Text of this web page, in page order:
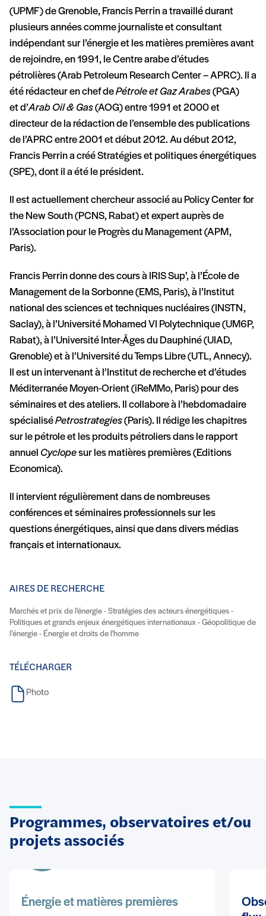
(UPMF) de Grenoble, Francis Perrin a travaillé durant
plusieurs années comme journaliste et consultant
indépendant sur l’énergie et les matières premières avant
de rejoindre, en 1991, le Centre arabe d’études
pétrolières (Arab Petroleum Research Center – APRC). Il a
été rédacteur en chef dePétrole et Gaz Arabes(PGA)
et d’Arab Oil & Gas(AOG) entre 1991 et 2000 et
directeur de la rédaction de l’ensemble des publications
de l’APRC entre 2001 et début 2012. Au début 2012,
Francis Perrin a créé Stratégies et politiques énergétiques
(SPE), dont il a été le président.
Il est actuellement chercheur associé au Policy Center for
the New South (PCNS, Rabat) et expert auprès de
l’Association pour le Progrès du Management (APM,
Paris).
Francis Perrin donne des cours à IRIS Sup’, à l’École de
Management de la Sorbonne (EMS, Paris), à l’Institut
national des sciences et techniques nucléaires (INSTN,
Saclay), à l’Université Mohamed VI Polytechnique (UM6P,
Rabat), à l’Université Inter-Âges du Dauphiné (UIAD,
Grenoble) et à l’Université du Temps Libre (UTL, Annecy).
Il est un intervenant à l’Institut de recherche et d’études
Méditerranée Moyen-Orient (iReMMo, Paris) pour des
séminaires et des ateliers. Il collabore à l’hebdomadaire
spécialiséPetrostrategies(Paris). Il rédige les chapitres
sur le pétrole et les produits pétroliers dans le rapport
annuel Cyclopesur les matières premières (Editions
Economica).
Il intervient régulièrement dans de nombreuses
conférences et séminaires professionnels sur les
questions énergétiques, ainsi que dans divers médias
français et internationaux.
AIRES DE RECHERCHE
Marchés et prix de l'énergie - Stratégies des acteurs énergétiques -
Politiques et grands enjeux énergétiques internationaux - Géopolitique de
l’énergie - Énergie et droits de l'homme
TÉLÉCHARGER
Photo
Programmes, observatoires et/ou
projets associés
Énergie et matières premières